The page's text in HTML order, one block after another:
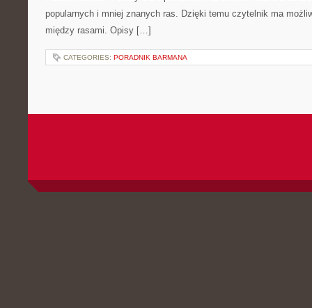
popularnych i mniej znanych ras. Dzięki temu czytelnik ma
między rasami. Opisy […]
CATEGORIES: PORADNIK BARMANA